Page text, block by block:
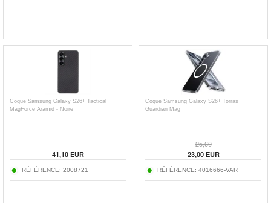
Coque Samsung Galaxy S26+ Tactical
MagForce Aramid - Noire
41,10EUR
RÉFÉRENCE: 2008721
Coque Samsung Galaxy S26+ Torras
Guardian Mag
25,60
23,00EUR
RÉFÉRENCE: 4016666-VAR